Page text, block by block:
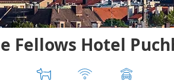
Fellows Hotel